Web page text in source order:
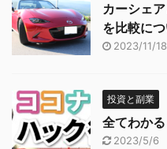
カーシェ
を比較に
2023/11/18
投資と副業
全てわか
2023/5/6